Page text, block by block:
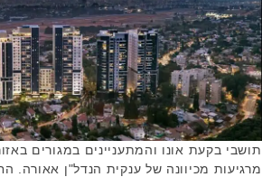
תושבי בקעת אונו והמתעניינים במגורים
מרגיעות מכיוונה של ענקית הנדל"ן אאורה.